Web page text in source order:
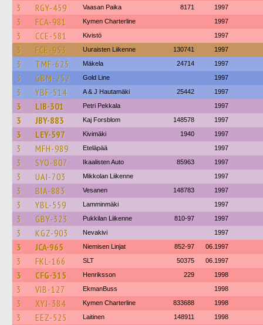
3 RGY-459 Vaasan Paika 8171 1997
3 FCA-981 Kymen Charterline 1997
3 CCE-581 Kivistö 1997
3 FCE-953 Uuraisten Liikenne 130741 1997
3 TMF-625 Mäkela 24714 1997
3 GBM-252 Gold Line 1997
3 YBF-514 A & J Hautamäki 25442 1997
3 LIB-301 Petri Pekkala 1997
3 JBY-883 Kaj Forsblom 148578 1997
3 LEY-597 Kivimäki 1940 1997
3 MFH-989 Eteläpää 1997
3 SYO-807 Ikaalisten Auto 85963 1997
3 UAI-703 Mikkolan Liikenne 1997
3 BIA-883 Vesanen 148783 1997
3 YBL-559 Lamminmäki 1997
3 GBY-323 Pukkilan Liikenne 810-97 1997
3 KGZ-903 Nevakivi 1997
3 JCA-965 Niemisen Linjat 852-97 06.1997
3 FKL-166 SLT 50375 06.1997
3 CFG-315 Henriksson 229 1998
3 VIB-127 EkmanBuss 1998
3 XYJ-384 Kymen Charterline 833688 1998
3 EEZ-525 Laitinen 148911 1998